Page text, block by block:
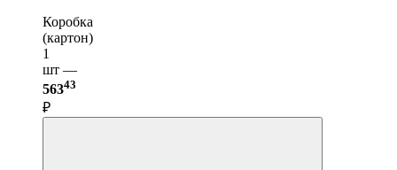
Коробка
(картон)
1
шт —
56343
₽